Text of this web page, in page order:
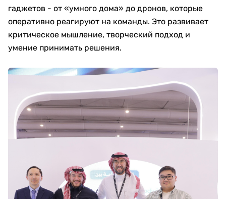
гаджетов - от «умного дома» до дронов, которые
оперативно реагируют на команды. Это развивает
критическое мышление, творческий подход и
умение принимать решения.